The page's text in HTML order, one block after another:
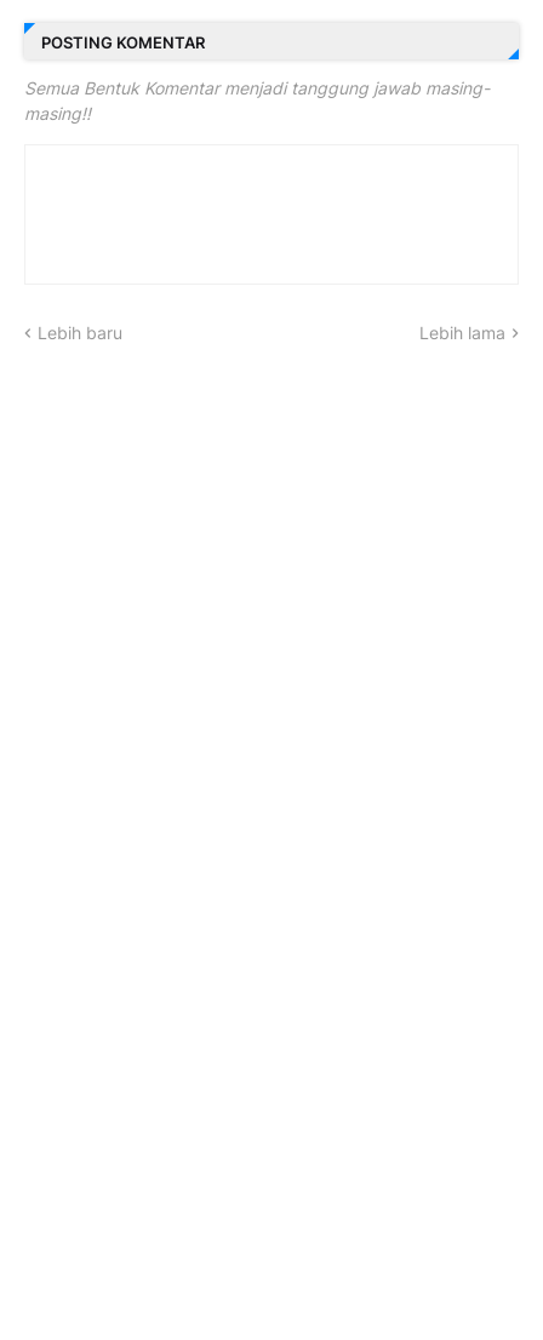
POSTING KOMENTAR
Semua Bentuk Komentar menjadi tanggung jawab masing-
masing!!
Lebih baru Lebih lama